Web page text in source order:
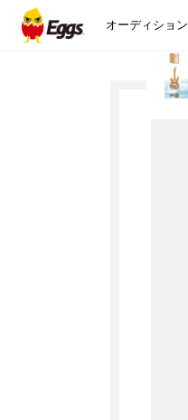
オーディション